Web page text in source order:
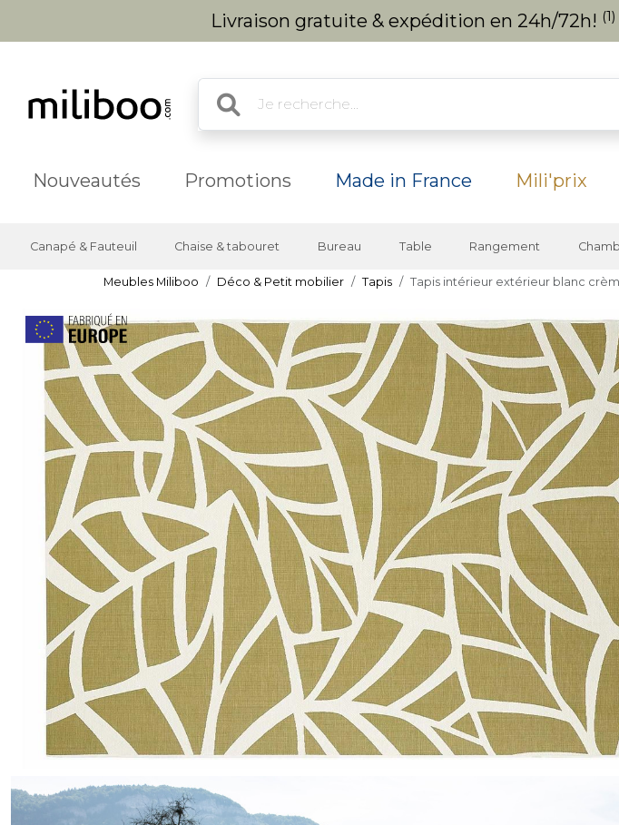
Livraison gratuite & expédition en 24h/72h! (1)
Nouveautés Promotions Made in France Mili'prix
Canapé & Fauteuil Chaise & tabouret Bureau Table Rangement
Meubles Miliboo Déco & Petit mobilier Tapis Tapis intérieur extérieur blanc